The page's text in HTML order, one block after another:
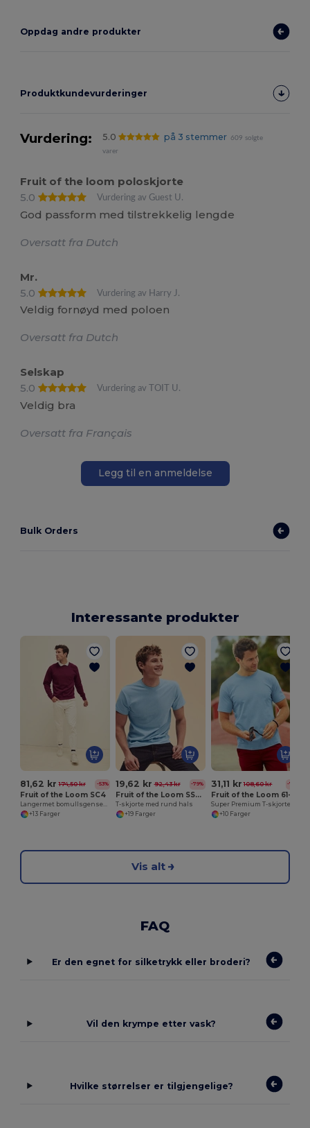
Oppdag andre produkter
Produktkundevurderinger
Vurdering: 5.0 på 3 stemmer
609 solgte
varer
Fruit of the loom poloskjorte
5.0
Vurdering av Guest U.
God passform med tilstrekkelig lengde
Oversatt fra Dutch
Mr.
5.0
Vurdering av Harry J.
Veldig fornøyd med poloen
Oversatt fra Dutch
Selskap
5.0
Vurdering av TOIT U.
Veldig bra
Oversatt fra Français
Legg til en anmeldelse
Bulk Orders
Interessante produkter
81,62 kr 174,50 kr -53%
Fruit of the Loom SC4
+13 Farger
19,62 kr 92,43 kr -79%
Fruit of the Loom SS048
T-skjorte med rund hals
+19 Farger
31,11 kr 108,60 kr -71%
+10 Farger
Vis alt
FAQ
Er den egnet for silketrykk eller broderi?
Vil den krympe etter vask?
Hvilke størrelser er tilgjengelige?